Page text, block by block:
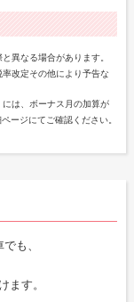
異なる場合があります。
改定その他により予告な
は、ボーナス月の加算が
ージにてご確認ください。
も、
ます。